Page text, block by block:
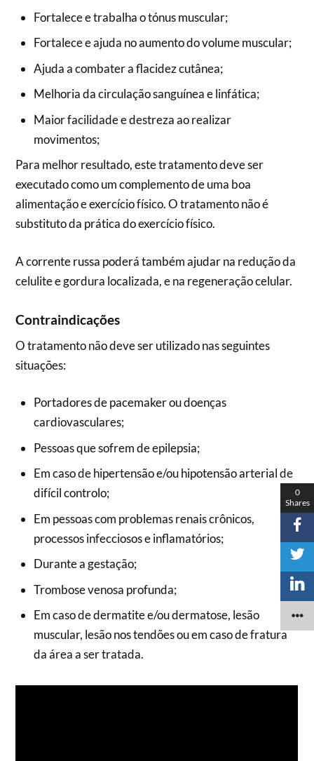
Fortalece e trabalha o tónus muscular;
Fortalece e ajuda no aumento do volume muscular;
Ajuda a combater a flacidez cutânea;
Melhoria da circulação sanguínea e linfática;
Maior facilidade e destreza ao realizar
movimentos;
Para melhor resultado, este tratamento deve ser
executado como um complemento de uma boa
alimentação e exercício físico. O tratamento não é
substituto da prática do exercício físico.
A corrente russa poderá também ajudar na redução da
celulite e gordura localizada, e na regeneração celular.
Contraindicações
O tratamento não deve ser utilizado nas seguintes
situações:
Portadores de pacemaker ou doenças
cardiovasculares;
Pessoas que sofrem de epilepsia;
Em caso de hipertensão e/ou hipotensão arterial de
difícil controlo;
Em pessoas com problemas renais crônicos,
processos infecciosos e inflamatórios;
Durante a gestação;
Trombose venosa profunda;
Em caso de dermatite e/ou dermatose, lesão
muscular, lesão nos tendões ou em caso de fratura
da área a ser tratada.
0
Shares